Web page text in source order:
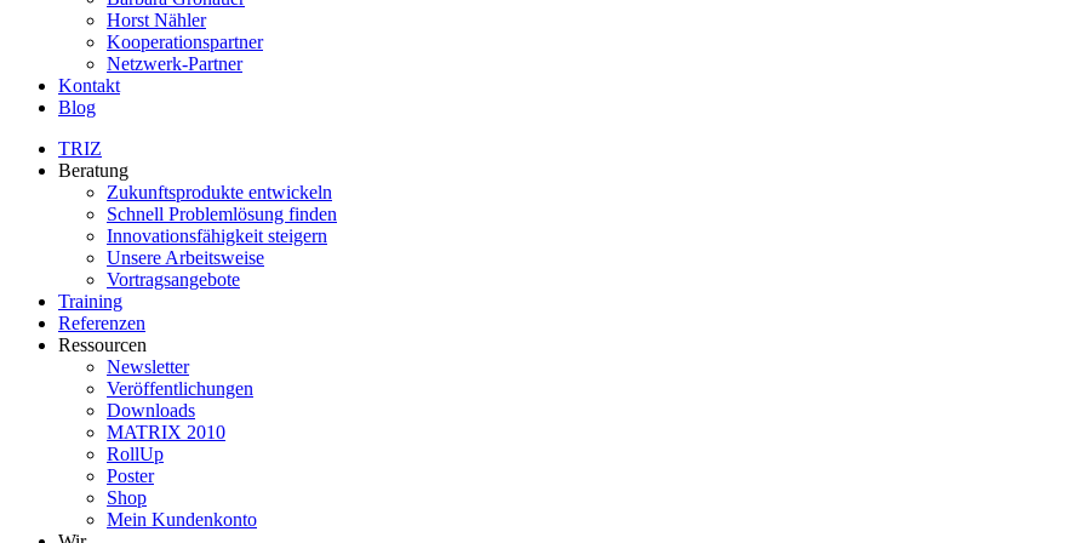
Horst Nähler
Kooperationspartner
Netzwerk-Partner
Kontakt
Blog
TRIZ
Beratung
Zukunftsprodukte entwickeln
Schnell Problemlösung finden
Innovationsfähigkeit steigern
Unsere Arbeitsweise
Vortragsangebote
Training
Referenzen
Ressourcen
Newsletter
Veröffentlichungen
Downloads
MATRIX 2010
RollUp
Poster
Shop
Mein Kundenkonto